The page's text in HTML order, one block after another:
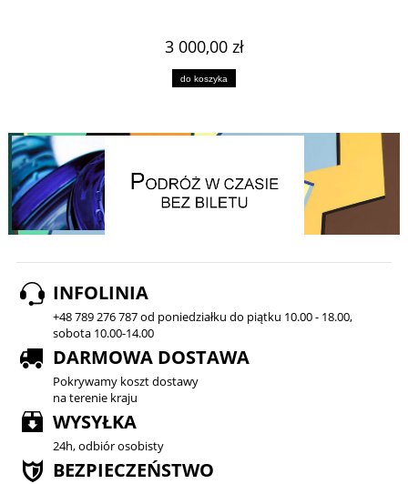
3 000,00 zł
do koszyka
INFOLINIA
+48 789 276 787 od poniedziałku do piątku 10.00 - 18.00,
sobota 10.00-14.00
DARMOWA DOSTAWA
Pokrywamy koszt dostawy
na terenie kraju
WYSYŁKA
24h, odbiór osobisty
BEZPIECZEŃSTWO